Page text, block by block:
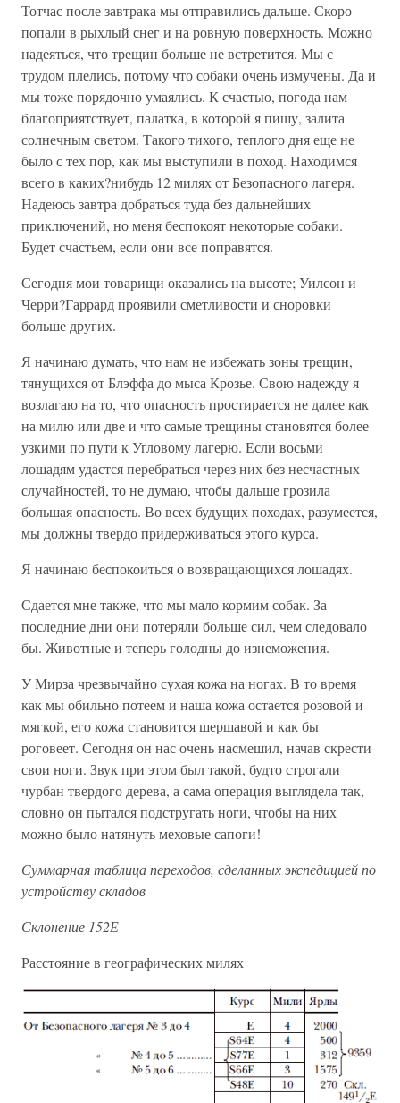
Тотчас после завтрака мы отправились дальше. Скоро
попали в рыхлый снег и на ровную поверхность. Можно
надеяться, что трещин больше не встретится. Мы с
трудом плелись, потому что собаки очень измучены. Да и
мы тоже порядочно умаялись. К счастью, погода нам
благоприятствует, палатка, в которой я пишу, залита
солнечным светом. Такого тихого, теплого дня еще не
было с тех пор, как мы выступили в поход. Находимся
всего в каких?нибудь 12 милях от Безопасного лагеря.
Надеюсь завтра добраться туда без дальнейших
приключений, но меня беспокоят некоторые собаки.
Будет счастьем, если они все поправятся.
Сегодня мои товарищи оказались на высоте; Уилсон и
Черри?Гаррард проявили сметливости и сноровки
больше других.
Я начинаю думать, что нам не избежать зоны трещин,
тянущихся от Блэффа до мыса Крозье. Свою надежду я
возлагаю на то, что опасность простирается не далее как
на милю или две и что самые трещины становятся более
узкими по пути к Угловому лагерю. Если восьми
лошадям удастся перебраться через них без несчастных
случайностей, то не думаю, чтобы дальше грозила
большая опасность. Во всех будущих походах, разумеется,
мы должны твердо придерживаться этого курса.
Я начинаю беспокоиться о возвращающихся лошадях.
Сдается мне также, что мы мало кормим собак. За
последние дни они потеряли больше сил, чем следовало
бы. Животные и теперь голодны до изнеможения.
У Мирза чрезвычайно сухая кожа на ногах. В то время
как мы обильно потеем и наша кожа остается розовой и
мягкой, его кожа становится шершавой и как бы
роговеет. Сегодня он нас очень насмешил, начав скрести
свои ноги. Звук при этом был такой, будто строгали
чурбан твердого дерева, а сама операция выглядела так,
словно он пытался подстругать ноги, чтобы на них
можно было натянуть меховые сапоги!
Суммарная таблица переходов, сделанных экспедицией по
устройству складов
Склонение 152Е
Расстояние в географических милях